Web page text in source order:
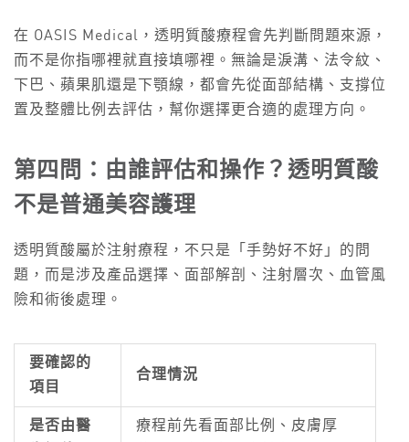
在 OASIS Medical，透明質酸療程會先判斷問題來源，
而不是你指哪裡就直接填哪裡。無論是淚溝、法令紋、
下巴、蘋果肌還是下顎線，都會先從面部結構、支撐位
置及整體比例去評估，幫你選擇更合適的處理方向。
第四問：由誰評估和操作？透明質酸
不是普通美容護理
透明質酸屬於注射療程，不只是「手勢好不好」的問
題，而是涉及產品選擇、面部解剖、注射層次、血管風
險和術後處理。
要確認的
項目
合理情況
是否由醫
療程前先看面部比例、皮膚厚